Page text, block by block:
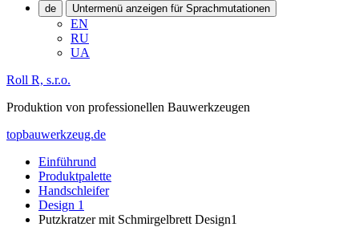
de Untermenü anzeigen für Sprachmutationen
EN
RU
UA
Roll R, s.r.o.
Produktion von professionellen Bauwerkzeugen
topbauwerkzeug.de
Einführund
Produktpalette
Handschleifer
Design 1
Putzkratzer mit Schmirgelbrett Design1